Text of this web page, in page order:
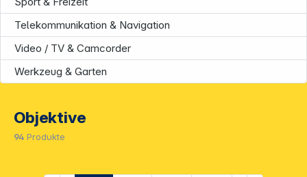
Telekommunikation & Navigation
Video / TV & Camcorder
Werkzeug & Garten
Objektive
94 Produkte
Informationen